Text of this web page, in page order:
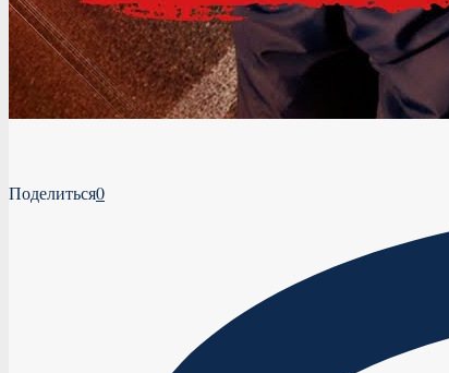
Поделиться0